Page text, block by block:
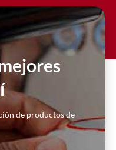
de productos de